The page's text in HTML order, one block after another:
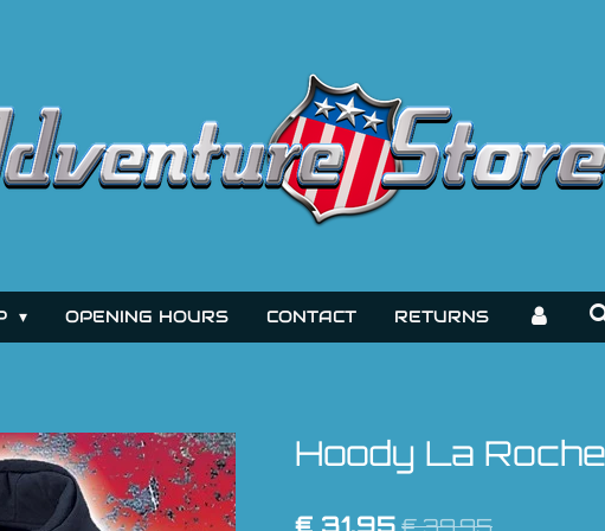
OPENING HOURS CONTACT RETURNS
Hoody La
€ 31,95 € 39,95